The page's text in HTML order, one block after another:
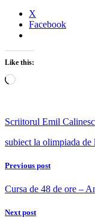
X
Facebook
Like this:
Loading…
Scriitorul Emil
subiect la olimpiada de
Previous post
Cursa de 48 de ore –
Next post